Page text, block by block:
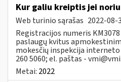
Kur galiu kreiptis jei
Web turinio sąrašas 2022-08-
Registracijos numeris
paslaugų kvitus
mokesčių inspekcija
260 5060; el. paštas -
Metai: 2022